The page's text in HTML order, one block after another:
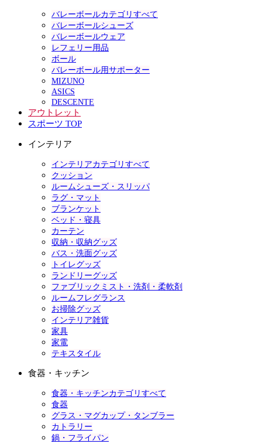
バレーボールカテゴリすべて
バレーボールシューズ
バレーボールウェア
レフェリー用品
ボール
バレーボール用サポーター
MIZUNO
ASICS
DESCENTE
アウトレット
スポーツ TOP
インテリア
インテリアカテゴリすべて
クッション
ルームシューズ・スリッパ
ラグ・マット
ブランケット
ベッド・寝具
カーテン
収納・収納グッズ
バス・洗面グッズ
トイレグッズ
ランドリーグッズ
ファブリックミスト・洗剤・柔軟剤
ルームフレグランス
お掃除グッズ
インテリア雑貨
家具
家電
テキスタイル
食器・キッチン
食器・キッチンカテゴリすべて
食器
グラス・マグカップ・タンブラー
カトラリー
鍋・フライパン